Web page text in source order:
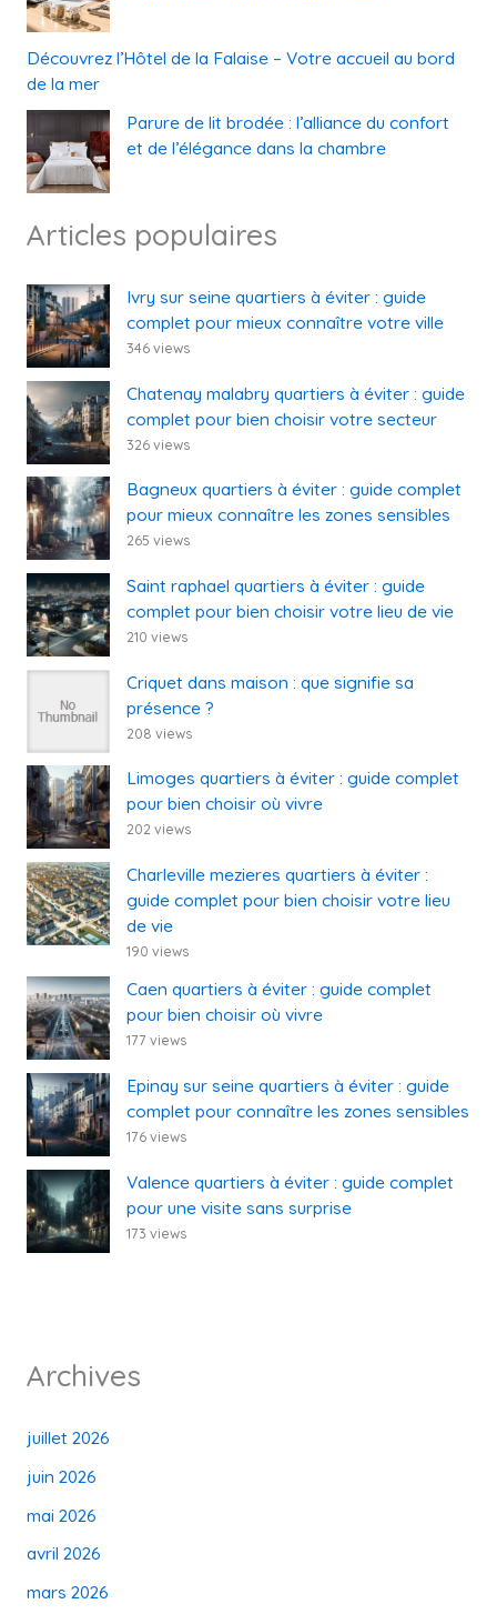
Découvrez l’Hôtel de la Falaise – Votre accueil au bord
de la mer
Parure de lit brodée : l’alliance du confort
et de l’élégance dans la chambre
Articles populaires
Ivry sur seine quartiers à éviter : guide
complet pour mieux connaître votre ville
346 views
Chatenay malabry quartiers à éviter : guide
complet pour bien choisir votre secteur
326 views
Bagneux quartiers à éviter : guide complet
pour mieux connaître les zones sensibles
265 views
Saint raphael quartiers à éviter : guide
complet pour bien choisir votre lieu de vie
210 views
Criquet dans maison : que signifie sa
présence ?
208 views
Limoges quartiers à éviter : guide complet
pour bien choisir où vivre
202 views
Charleville mezieres quartiers à éviter :
guide complet pour bien choisir votre lieu
de vie
190 views
Caen quartiers à éviter : guide complet
pour bien choisir où vivre
177 views
Epinay sur seine quartiers à éviter : guide
complet pour connaître les zones sensibles
176 views
Valence quartiers à éviter : guide complet
pour une visite sans surprise
173 views
Archives
juillet 2026
juin 2026
mai 2026
avril 2026
mars 2026